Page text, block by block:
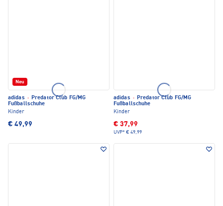
Neu
adidas · Predator Club FG/MG
Fußballschuhe
Kinder
€ 49,99
adidas · Predator Club FG/MG
Fußballschuhe
Kinder
€ 37,99
UVP* € 49,99